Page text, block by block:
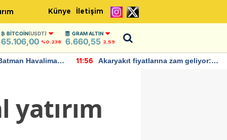
Künye İletişim
BITCOIN(USDT)
65.106,00 %0.238
GRAM ALTIN
6.660,55 2,59
Havalimanı
11:56
Akaryakıt fiyatlarına zam geliyor: